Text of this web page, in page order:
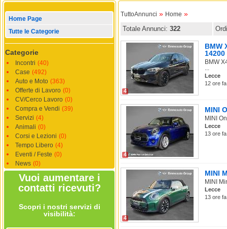
Home Page
Tutte le Categorie
Categorie
Incontri (40)
Case (492)
Auto e Moto (363)
Offerte di Lavoro (0)
CV/Cerco Lavoro (0)
Compra e Vendi (39)
Servizi (4)
Animali (0)
Corsi e Lezioni (0)
Tempo Libero (4)
Eventi / Feste (0)
News (0)
Vuoi aumentare i
contatti ricevuti?
Scopri i nostri servizi di
visibilità:
TuttoAnnunci » Home »
Totale Annunci: 322
4
BMW
14200
BMW
...
Lecce
12 ore
4
MINI
MINI
Lecce
13 ore
4
MINI
MINI
Lecce
13 ore